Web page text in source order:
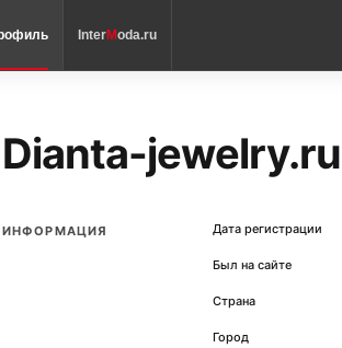
InterModa.ru
Dianta-jewelry.ru
ИНФОРМАЦИЯ Дата регистрации
Был на сайте
Страна
Город